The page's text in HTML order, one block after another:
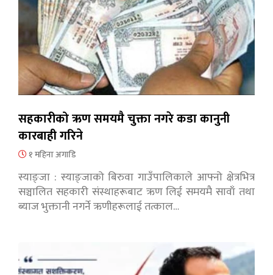
सहकारीको ऋण समयमै चुक्ता नगरे कडा कानुनी
कारबाही गरिने
१ महिना अगाडि
स्याङ्जा : स्याङ्जाको बिरुवा गाउँपालिकाले आफ्नो क्षेत्रभित्र
सञ्चालित सहकारी संस्थाहरूबाट ऋण लिई समयमै सावाँ तथा
ब्याज भुक्तानी नगर्ने ऋणीहरूलाई तत्काल…